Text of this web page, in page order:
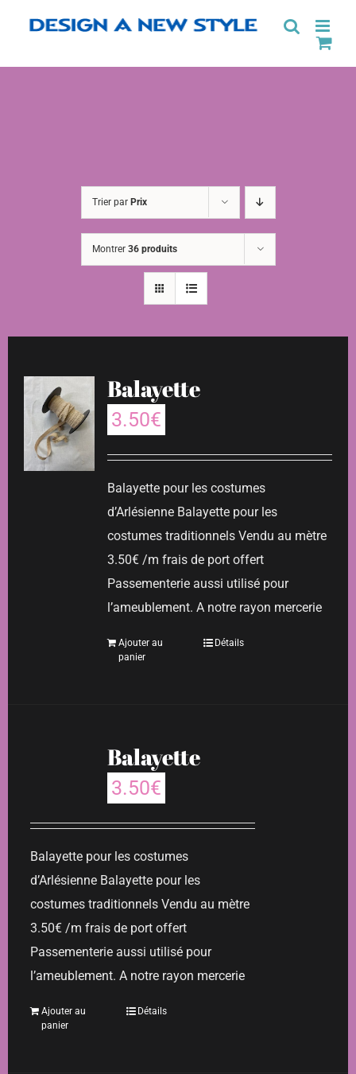
Trier par Prix
Montrer 36 produits
Balayette
3.50€
Balayette pour les costumes
d’Arlésienne Balayette pour les
costumes traditionnels Vendu au mètre
3.50€ /m frais de port offert
Passementerie aussi utilisé pour
l’ameublement. A notre rayon mercerie
Ajouter au
panier
Détails
Balayette
3.50€
Balayette pour les costumes
d’Arlésienne Balayette pour les
costumes traditionnels Vendu au mètre
3.50€ /m frais de port offert
Passementerie aussi utilisé pour
l’ameublement. A notre rayon mercerie
Ajouter au
panier
Détails